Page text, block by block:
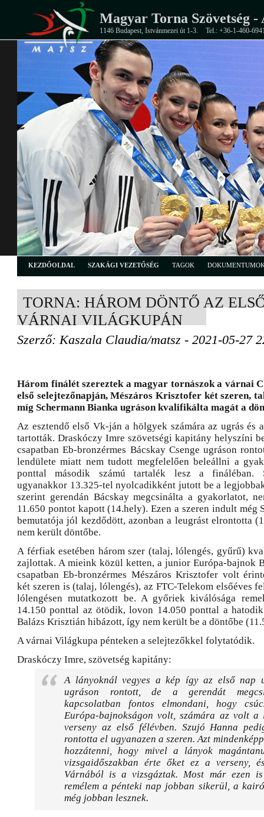
Magyar Torna Szövetség -
1146 Budapest, Istvánmezei út 1-3. Tel.: +36-1-460-
KEZDŐOLDAL SZAKÁGI VEZETŐSÉG TAGOK
TORNA: HÁROM DÖNTŐ AZ
VÁRNAI VILÁGKUPÁN
Szerző: Kaszala Claudia/matsz - 2021-05-27
Három finálét szereztek a magyar tornászok a várnai
első selejtezőnapján, Mészáros Krisztofer két szeren,
míg Schermann Bianka ugráson kvalifikálta magát a
Az esztendő első Vk-ján a hölgyek számára az ugrás és
tartották. Draskóczy Imre szövetségi kapitány helyszíni
csapatban Eb-bronzérmes Bácskay Csenge ugráson
lendülete miatt nem tudott megfelelően beleállni a
ponttal második számú tartalék lesz a fináléban.
ugyanakkor 13.325-tel nyolcadikként jutott be a
szerint gerendán Bácskay megcsinálta a gyakorlatot,
11.650 pontot kapott (14.hely). Ezen a szeren indult még
bemutatója jól kezdődött, azonban a leugrást elrontotta
nem került döntőbe.
A férfiak esetében három szer (talaj, lólengés, gyűrű)
zajlottak. A mieink közül ketten, a junior Európa-bajnok
csapatban Eb-bronzérmes Mészáros Krisztofer volt
két szeren is (talaj, lólengés), az FTC-Telekom elsőéves
lólengésen mutatkozott be. A győriek kiválósága
14.150 ponttal az ötödik, lovon 14.050 ponttal a
Balázs Krisztián hibázott, így nem került be a döntőbe
A várnai Világkupa pénteken a selejtezőkkel folytatódik.
Draskóczy Imre, szövetség kapitány:
A lányoknál vegyes a kép így az első nap
ugráson rontott, de a gerendát
kapcsolatban fontos elmondani, hogy
Európa-bajnokságon volt, számára az volt a
verseny az első félévben. Szujó Hanna
rontotta el ugyanazen a szeren. Azt
hozzátenni, hogy mivel a lányok
vizsgaidőszakban érte őket ez a verseny,
Várnából is a vizsgáztak. Most már ezen
remélem a pénteki nap jobban sikerül, a
még jobban lesznek.